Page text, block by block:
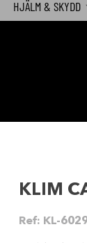
HJÄLM & SKYDD
KLIM
Ref: KL-